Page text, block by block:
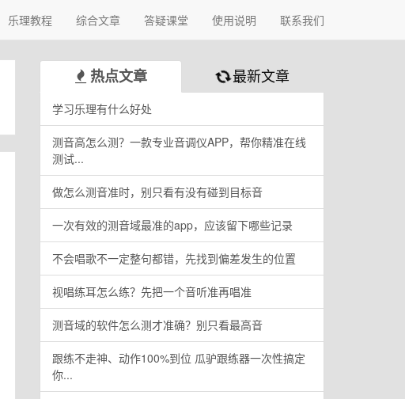
乐理教程 综合文章 答疑课堂 使用说明 联系我们
热点文章 最新文章
学习乐理有什么好处
测音高怎么测？一款专业音调仪APP，帮你精准在线
测试...
做怎么测音准时，别只看有没有碰到目标音
一次有效的测音域最准的app，应该留下哪些记录
不会唱歌不一定整句都错，先找到偏差发生的位置
视唱练耳怎么练？先把一个音听准再唱准
测音域的软件怎么测才准确？别只看最高音
跟练不走神、动作100%到位 瓜驴跟练器一次性搞定
你...